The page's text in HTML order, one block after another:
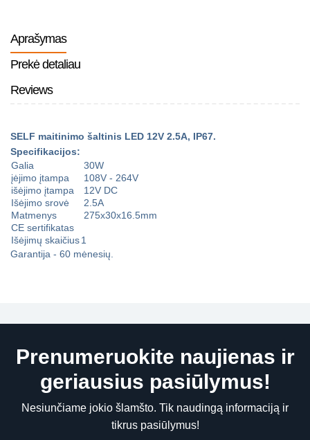
Aprašymas
Prekė detaliau
Reviews
SELF maitinimo šaltinis LED 12V 2.5A, IP67.
Specifikacijos:
Matmenys
275x30x16.5mm
CE sertifikatas
Išėjimų skaičius1
Galia
30W
įėjimo įtampa
108V - 264V
išėjimo įtampa
12V DC
Išėjimo srovė
2.5A
Garantija - 60 mėnesių.
Prenumeruokite naujienas ir
geriausius pasiūlymus!
Nesiunčiame jokio šlamšto. Tik naudingą informaciją ir
tikrus pasiūlymus!